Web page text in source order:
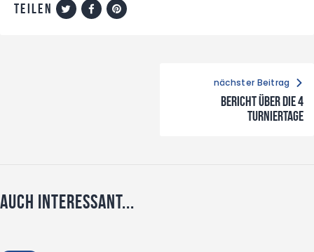
Teilen
nächster Beitrag
Bericht über die 4
Turniertage
Auch interessant...